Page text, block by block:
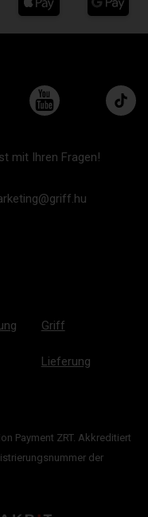
mit Ihren Fragen!
Griff
Lieferung
Payment ZRT. Akkreditiert
der